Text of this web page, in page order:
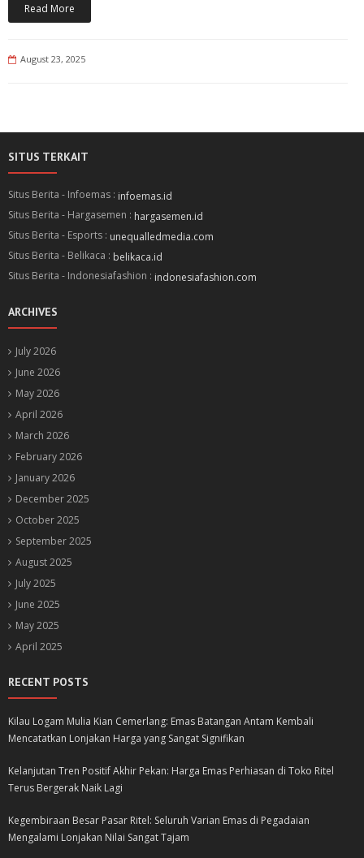
Read More
August 23, 2025
SITUS TERKAIT
Situs Berita - Infoemas : infoemas.id
Situs Berita - Hargasemen : hargasemen.id
Situs Berita - Esports : unequalledmedia.com
Situs Berita - Belikaca : belikaca.id
Situs Berita - Indonesiafashion : indonesiafashion.com
ARCHIVES
July 2026
June 2026
May 2026
April 2026
March 2026
February 2026
January 2026
December 2025
October 2025
September 2025
August 2025
July 2025
June 2025
May 2025
April 2025
RECENT POSTS
Kilau Logam Mulia Kian Cemerlang: Emas Batangan Antam Kembali
Mencatatkan Lonjakan Harga yang Sangat Signifikan
Kelanjutan Tren Positif Akhir Pekan: Harga Emas Perhiasan di Toko Ritel
Terus Bergerak Naik Lagi
Kegembiraan Besar Pasar Ritel: Seluruh Varian Emas di Pegadaian
Mengalami Lonjakan Nilai Sangat Tajam